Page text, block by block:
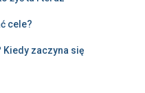
cele?
zaczyna się